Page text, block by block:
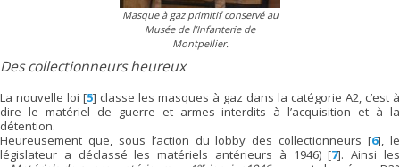
Masque à gaz primitif conservé au
Musée de l’Infanterie de
Montpellier.
Des collectionneurs heureux
La nouvelle loi [5] classe les masques à gaz dans la catégorie A2, c’est à
dire le matériel de guerre et armes interdits à l’acquisition et à la
détention.
Heureusement que, sous l’action du lobby des collectionneurs [6], le
législateur a déclassé les matériels antérieurs à 1946)[7]. Ainsi les